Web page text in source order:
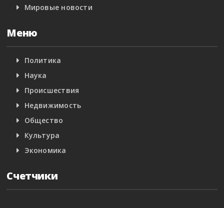
Мировые новости
Меню
Политика
Наука
Происшествия
Недвижимость
Общество
Культура
Экономика
Счетчики